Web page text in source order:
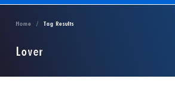
Home Tag Results
Lover